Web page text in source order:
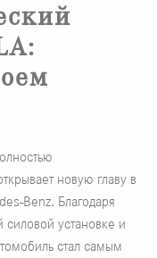
новую главу в
Benz. Благодаря
установке и
стал самым